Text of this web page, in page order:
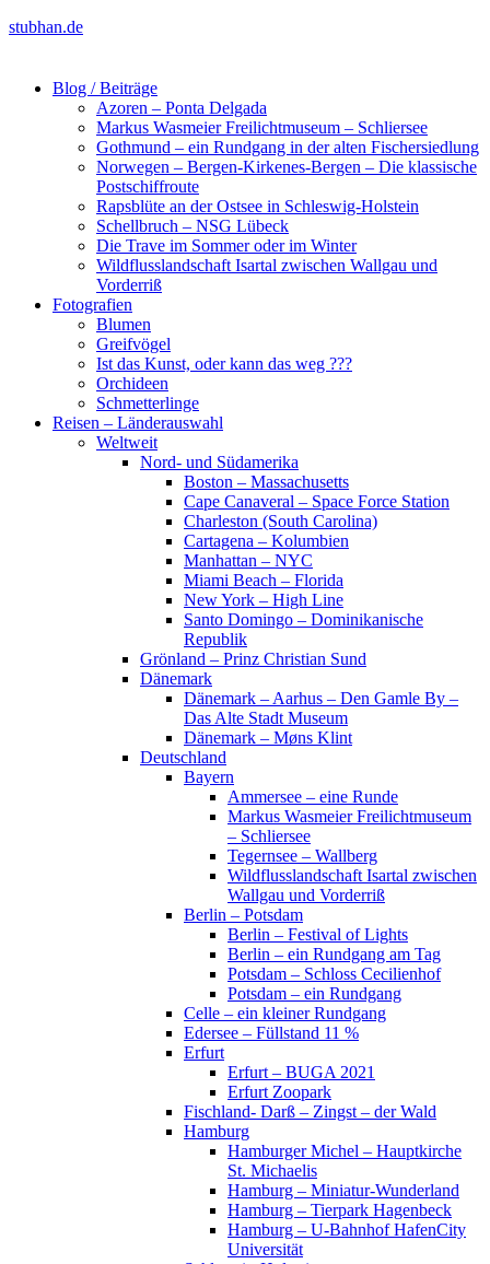
stubhan.de
Blog / Beiträge
Azoren – Ponta Delgada
Markus Wasmeier Freilichtmuseum – Schliersee
Gothmund – ein Rundgang in der alten Fischersiedlung
Norwegen – Bergen-Kirkenes-Bergen – Die klassische
Postschiffroute
Rapsblüte an der Ostsee in Schleswig-Holstein
Schellbruch – NSG Lübeck
Die Trave im Sommer oder im Winter
Wildflusslandschaft Isartal zwischen Wallgau und
Vorderriß
Fotografien
Blumen
Greifvögel
Ist das Kunst, oder kann das weg ???
Orchideen
Schmetterlinge
Reisen – Länderauswahl
Weltweit
Nord- und Südamerika
Boston – Massachusetts
Cape Canaveral – Space Force Station
Charleston (South Carolina)
Cartagena – Kolumbien
Manhattan – NYC
Miami Beach – Florida
New York – High Line
Santo Domingo – Dominikanische
Republik
Grönland – Prinz Christian Sund
Dänemark
Dänemark – Aarhus – Den Gamle By –
Das Alte Stadt Museum
Dänemark – Møns Klint
Deutschland
Bayern
Ammersee – eine Runde
Markus Wasmeier Freilichtmuseum
– Schliersee
Tegernsee – Wallberg
Wildflusslandschaft Isartal zwischen
Wallgau und Vorderriß
Berlin – Potsdam
Berlin – Festival of Lights
Berlin – ein Rundgang am Tag
Potsdam – Schloss Cecilienhof
Potsdam – ein Rundgang
Celle – ein kleiner Rundgang
Edersee – Füllstand 11 %
Erfurt
Erfurt – BUGA 2021
Erfurt Zoopark
Fischland- Darß – Zingst – der Wald
Hamburg
Hamburger Michel – Hauptkirche
St. Michaelis
Hamburg – Miniatur-Wunderland
Hamburg – Tierpark Hagenbeck
Hamburg – U-Bahnhof HafenCity
Universität